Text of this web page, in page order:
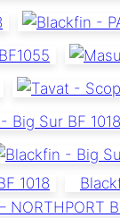
1018
NORTHPORT